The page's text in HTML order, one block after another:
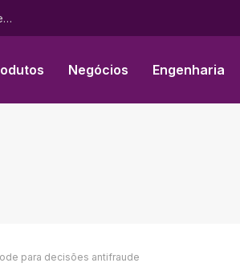
LTM colabora com a Chainguard para fortalecer a segurança de cadeia de suprimentos de software através da BlueVerse™ RightLogic
Negócios Engenharia
para decisões antifraude